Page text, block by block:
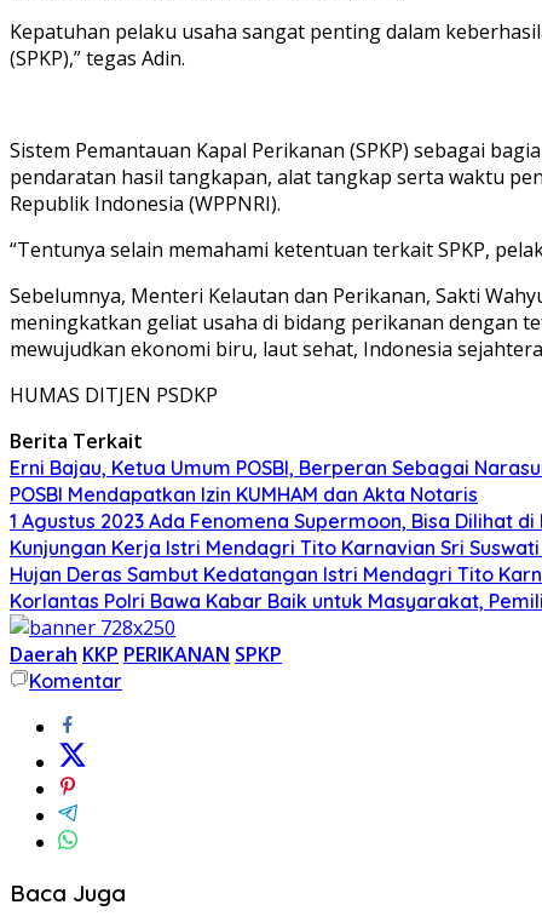
Kepatuhan pelaku usaha sangat penting dalam
(SPKP),” tegas Adin.
Sistem Pemantauan Kapal Perikanan (SPKP) sebagai
pendaratan hasil tangkapan, alat tangkap serta waktu
Republik Indonesia (WPPNRI).
“Tentunya selain memahami ketentuan terkait SPKP,
Sebelumnya, Menteri Kelautan dan Perikanan, Sakti
meningkatkan geliat usaha di bidang perikanan dengan
mewujudkan ekonomi biru, laut sehat, Indonesia
HUMAS DITJEN PSDKP
Berita Terkait
Erni Bajau, Ketua Umum POSBI, Berperan Sebagai
POSBI Mendapatkan Izin KUMHAM dan Akta Notaris
1 Agustus 2023 Ada Fenomena Supermoon, Bisa Dilihat di
Kunjungan Kerja Istri Mendagri Tito Karnavian Sri
Hujan Deras Sambut Kedatangan Istri Mendagri Tito
Korlantas Polri Bawa Kabar Baik untuk Masyarakat,
Daerah KKP PERIKANAN SPKP
Komentar
Baca Juga